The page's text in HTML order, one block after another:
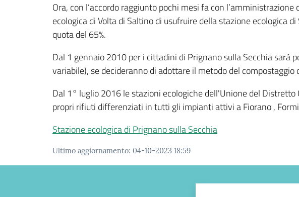
Ora, con l’accordo raggiunto pochi mesi fa con
ecologica di Volta di Saltino di usufruire della stazione ecologica
quota del 65%.
Dal 1 gennaio 2010 per i cittadini di Prignano sulla Secchia sarà
variabile), se decideranno di adottare il metodo del compostaggio
Dal 1° luglio 2016 le stazioni ecologiche dell'Unione del
propri rifiuti differenziati in tutti gli impianti attivi a Fiorano ,
Stazione ecologica di Prignano sulla Secchia
Ultimo aggiornamento: 04-10-2023 18:59